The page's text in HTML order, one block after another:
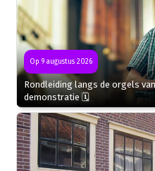
Op 9 augustus 2026
Rondleiding langs de orgels
demonstratie 🗓